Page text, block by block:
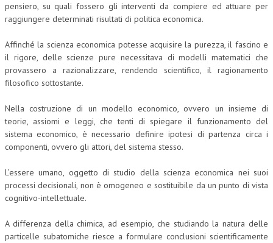
pensiero, su quali fossero gli interventi da compiere ed attuare per
raggiungere determinati risultati di politica economica.
Affinché la scienza economica potesse acquisire la purezza, il fascino e
il rigore, delle scienze pure necessitava di modelli matematici che
provassero a razionalizzare, rendendo scientifico, il ragionamento
filosofico sottostante.
Nella costruzione di un modello economico, ovvero un insieme di
teorie, assiomi e leggi, che tenti di spiegare il funzionamento del
sistema economico, è necessario definire ipotesi di partenza circa i
componenti, ovvero gli attori, del sistema stesso.
L’essere umano, oggetto di studio della scienza economica nei suoi
processi decisionali, non è omogeneo e sostituibile da un punto di vista
cognitivo-intellettuale.
A differenza della chimica, ad esempio, che studiando la natura delle
particelle subatomiche riesce a formulare conclusioni scientificamente